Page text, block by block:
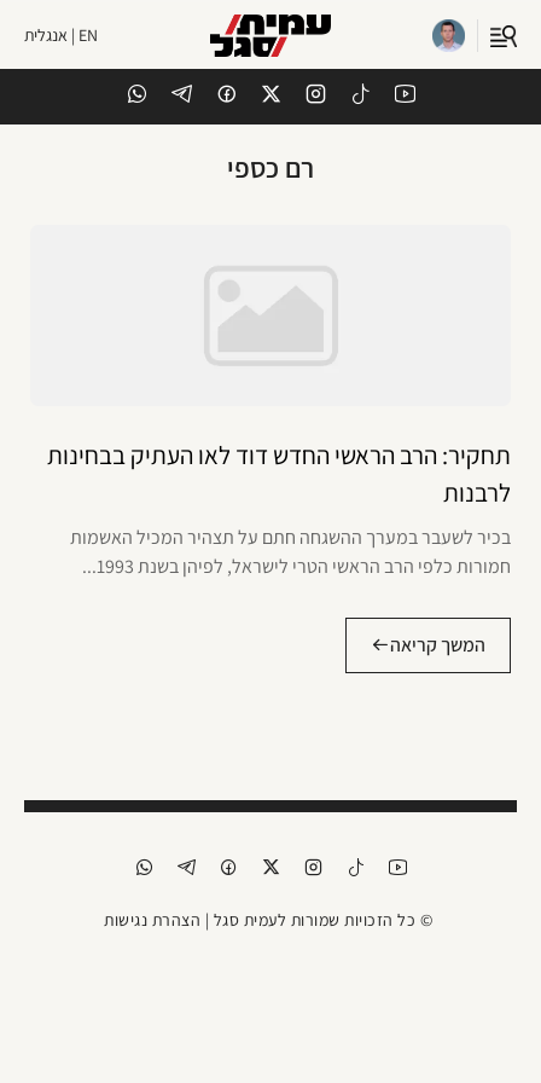
EN | אנגלית
רם כספי
תחקיר: הרב הראשי החדש דוד לאו העתיק בבחינות
לרבנות
בכיר לשעבר במערך ההשגחה חתם על תצהיר המכיל האשמות
חמורות כלפי הרב הראשי הטרי לישראל, לפיהן בשנת 1993...
המשך קריאה
© כל הזכויות שמורות לעמית סגל | הצהרת נגישות